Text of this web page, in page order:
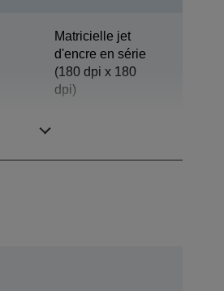
Matricielle jet
d'encre en série
(180 dpi x 180
dpi)